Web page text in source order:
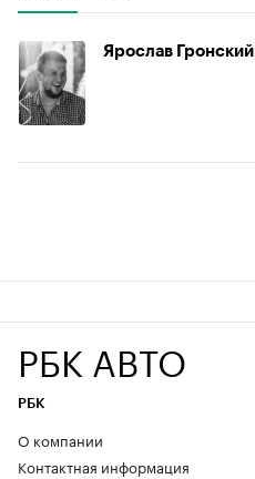
Ярослав Гронский
РБК АВТО
РБК
О компании
Контактная информация